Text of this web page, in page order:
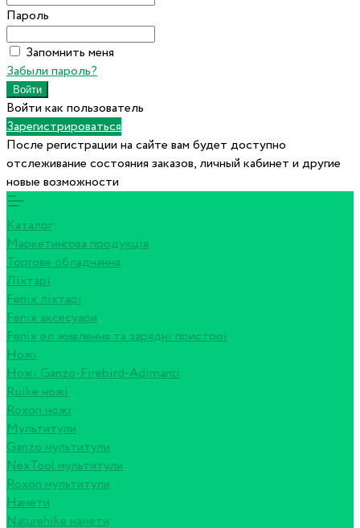
Пароль
Запомнить меня
Забыли пароль?
Войти как пользователь
Зарегистрироваться
После регистрации на сайте вам будет доступно
отслеживание состояния заказов, личный кабинет и другие
новые возможности
Каталог
Маркетингова продукція
Торгове обладнання
Ліхтарі
Fenix ліхтарі
Fenix аксесуари
Fenix ел живлення та зарядні пристрої
Ножі
Ножі Ganzo-Firebird-Adimanti
Ruike ножі
Roxon ножi
Мультитули
Ganzo мультитули
NexTool мультитули
Roxon мультитули
Намети
Naturehike намети